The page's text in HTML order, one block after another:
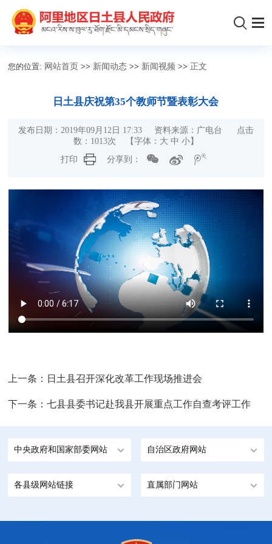
您的位置: 网站首页 >> 新闻动态 >> 新闻视频 >> 正文
日土县庆祝第35个教师节暨表彰大会
发布日期：2019年09月12日 17:33 资料来源：广电台 点击
数： 1013次 【字体： 大 中 小】
打印
分享到：
上一条： 日土县召开深化改革工作现场推进会
下一条：七县县委书记赴我县开展重点工作自查考评工作
中央政府和国家部委网站 自治区政府网站
各县级网站链接 直属部门网站